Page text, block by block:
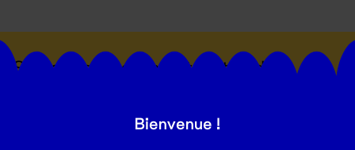
Suivez toutes les actualités du
Bienvenue !